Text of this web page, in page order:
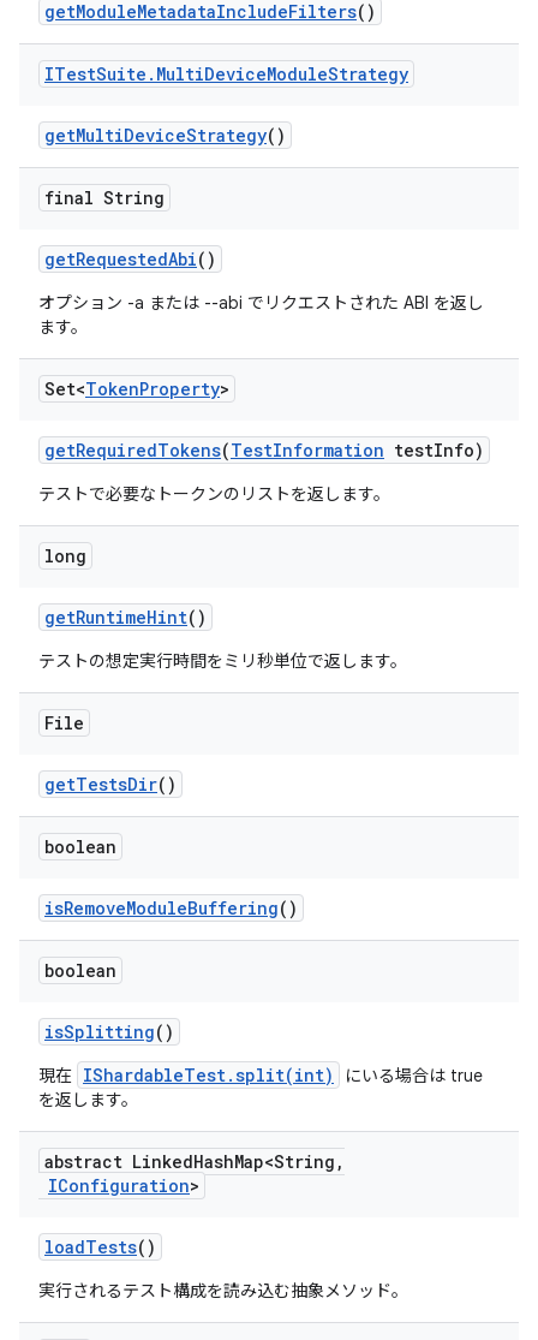
getModuleMetadataIncludeFilters()
ITestSuite . MultiDeviceModuleStrategy
getMultiDeviceStrategy()
final String
getRequestedAbi()
オプション -a または --abi でリクエストされた ABI を返し
ます。
Set<TokenProperty>
getRequiredTokens(TestInformation testInfo)
テストで必要なトークンのリストを返します。
long
getRuntimeHint()
テストの想定実行時間をミリ秒単位で返します。
File
getTestsDir()
boolean
isRemoveModuleBuffering()
boolean
isSplitting()
現在 IShardableTest.split(int)
にいる場合は true
を返します。
abstract LinkedHashMap<String ,
IConfiguration>
loadTests()
実行されるテスト構成を読み込む抽象メソッド。